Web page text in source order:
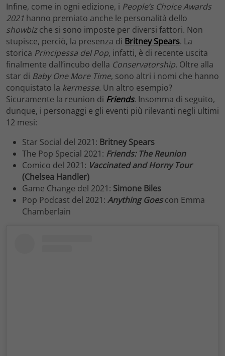
Infine, come in ogni edizione, i People’s Choice Awards
2021 hanno premiato anche le personalità dello
showbizche si sono imposte per diversi fattori. Non
stupisce, perciò, la presenza di Britney Spears. La
storica Principessa del Pop, infatti, è di recente uscita
finalmente dall’incubo della Conservatorship. Oltre alla
star di Baby One More Time, sono altri i nomi che hanno
conquistato la kermesse. Un altro esempio?
Sicuramente la reunion di Friends. Insomma di seguito,
dunque, i personaggi e gli eventi più rilevanti negli ultimi
12 mesi:
Star Social del 2021: Britney Spears
The Pop Special 2021: Friends: The Reunion
Comico del 2021: Vaccinated and Horny Tour
(Chelsea Handler)
Game Change del 2021: Simone Biles
Pop Podcast del 2021: Anything Goescon Emma
Chamberlain